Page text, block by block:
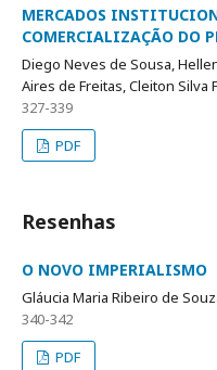
MERCADOS
COMERCIALIZAÇÃO DO
Diego Neves de Sousa,
Aires de Freitas, Cleiton Silva
327-339
PDF
Resenhas
O NOVO IMPERIALISMO
Gláucia Maria Ribeiro de
340-342
PDF